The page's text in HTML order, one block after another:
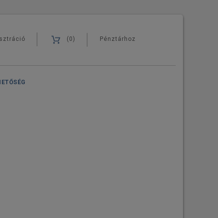
(0) Pénztárhoz